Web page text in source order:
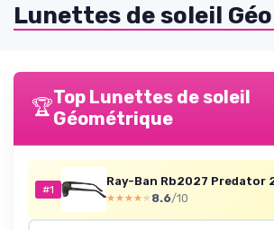
Lunettes de soleil
🏆Top Lunettes de soleil
Géométrique
#1
★★★★★
★★★★★ 8.6/10